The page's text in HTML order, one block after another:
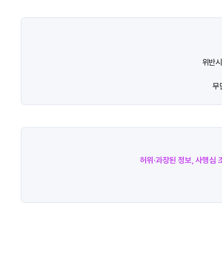
위반
무
허위·과장된 정보, 사행심